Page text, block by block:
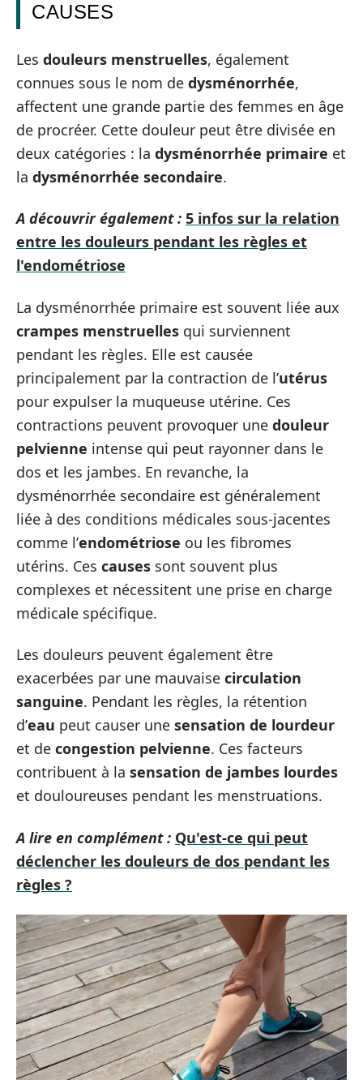
CAUSES
Les douleurs menstruelles, également
connues sous le nom de dysménorrhée,
affectent une grande partie des femmes en âge
de procréer. Cette douleur peut être divisée en
deux catégories : la dysménorrhée primaire et
la dysménorrhée secondaire.
A découvrir également : 5 infos sur la relation
entre les douleurs pendant les règles et
l'endométriose
La dysménorrhée primaire est souvent liée aux
crampes menstruelles qui surviennent
pendant les règles. Elle est causée
principalement par la contraction de l’utérus
pour expulser la muqueuse utérine. Ces
contractions peuvent provoquer une douleur
pelvienne intense qui peut rayonner dans le
dos et les jambes. En revanche, la
dysménorrhée secondaire est généralement
liée à des conditions médicales sous-jacentes
comme l’endométriose ou les fibromes
utérins. Ces causes sont souvent plus
complexes et nécessitent une prise en charge
médicale spécifique.
Les douleurs peuvent également être
exacerbées par une mauvaise circulation
sanguine. Pendant les règles, la rétention
d’eau peut causer une sensation de lourdeur
et de congestion pelvienne. Ces facteurs
contribuent à la sensation de jambes lourdes
et douloureuses pendant les menstruations.
A lire en complément : Qu'est-ce qui peut
déclencher les douleurs de dos pendant les
règles ?